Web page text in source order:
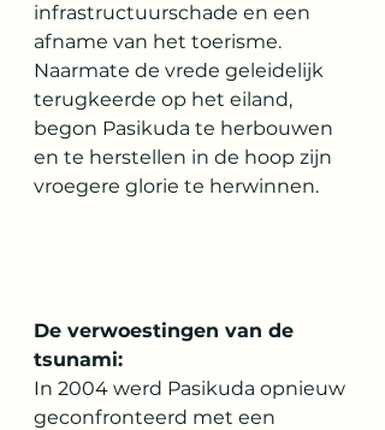
infrastructuurschade en een
afname van het toerisme.
Naarmate de vrede geleidelijk
terugkeerde op het eiland,
begon Pasikuda te herbouwen
en te herstellen in de hoop zijn
vroegere glorie te herwinnen.
De verwoestingen van de
tsunami:
In 2004 werd Pasikuda opnieuw
geconfronteerd met een